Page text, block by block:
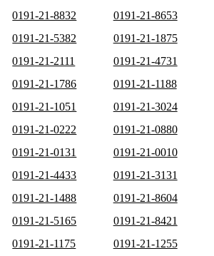
0191-21-8832
0191-21-8653
0191-21-5382
0191-21-1875
0191-21-2111
0191-21-4731
0191-21-1786
0191-21-1188
0191-21-1051
0191-21-3024
0191-21-0222
0191-21-0880
0191-21-0131
0191-21-0010
0191-21-4433
0191-21-3131
0191-21-1488
0191-21-8604
0191-21-5165
0191-21-8421
0191-21-1175
0191-21-1255